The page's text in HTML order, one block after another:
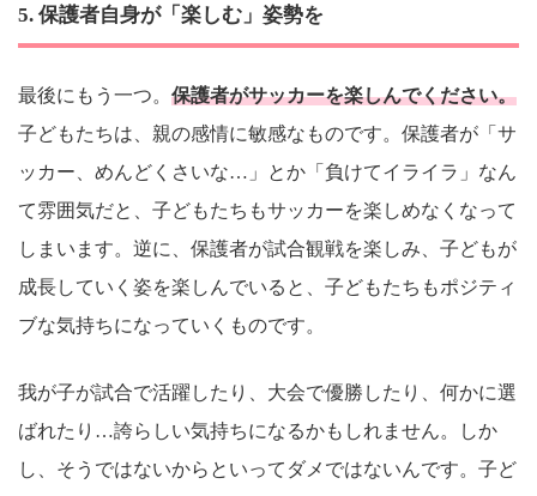
5. 保護者自身が「楽しむ」姿勢を
最後にもう一つ。 保護者がサッカーを楽しんでください。
子どもたちは、親の感情に敏感なものです。保護者が「サ
ッカー、めんどくさいな…」とか「負けてイライラ」なん
て雰囲気だと、子どもたちもサッカーを楽しめなくなって
しまいます。逆に、保護者が試合観戦を楽しみ、子どもが
成長していく姿を楽しんでいると、子どもたちもポジティ
ブな気持ちになっていくものです。
我が子が試合で活躍したり、大会で優勝したり、何かに選
ばれたり…誇らしい気持ちになるかもしれません。しか
し、そうではないからといってダメではないんです。子ど